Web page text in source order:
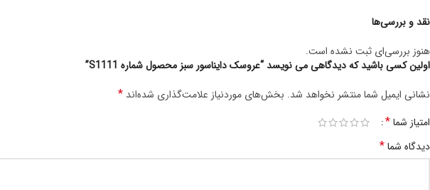
نقد و بررسی‌ها
هنوز بررسی‌ای ثبت نشده است.
اولین کسی باشید که دیدگاهی می نویسد “عروسک دایناسور سبز محصول شماره S1111”
نشانی ایمیل شما منتشر نخواهد شد. بخش‌های موردنیاز علامت‌گذاری شده‌اند *
امتیاز شما*
دیدگاه شما*